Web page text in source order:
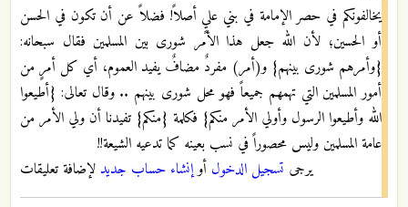
يخالفونكم في حصر الإمامة في بني عليٍ أصلاً! فضلاً عن أن تكون في الحسن
أو الحسين؛ لأن الله جعل هذا الأمر شورى بين المسلمين فقال سبحانه:
{وأمرهم شورى بينهم} و(أمر) مفردٌ مضافٌ يفيد العموم، أي كل أمرٍ من
أمور المسلمين التي تهمهم جميعاً فهو محل شورى بينهم .. وقال تعالى: {أطيعوا
الله وأطيعوا الرسول وأولي الأمر منكم} فكلمة {منكم} تفيدنا أن ولي الأمر من
عامة المسلمين وليس محصوراً في نسب بعينه كما تدعيه الشيعة!!
يرجى تسجيل الدخول أوإنشاء حساب جديد لإضافة تعليقات